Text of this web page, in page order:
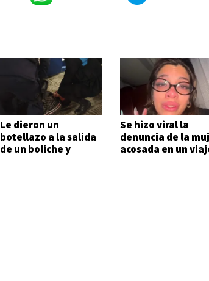
Le dieron un
botellazo a la salida
de un boliche y
Se hizo viral la
denuncia de la
acosada en un